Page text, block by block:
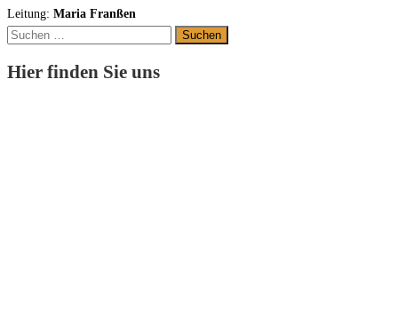
Leitung: Maria Franßen
Suchen
Hier finden Sie uns